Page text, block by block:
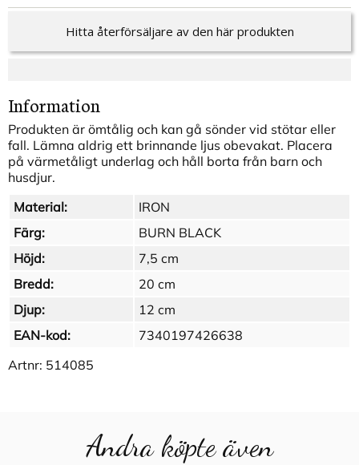
Hitta återförsäljare av den här produkten
Information
Produkten är ömtålig och kan gå sönder vid stötar eller
fall. Lämna aldrig ett brinnande ljus obevakat. Placera
på värmetåligt underlag och håll borta från barn och
husdjur.
Material:
IRON
Färg:
BURN BLACK
Höjd:
7,5 cm
Bredd:
20 cm
Djup:
12 cm
EAN-kod:
7340197426638
Artnr: 514085
Andra köpte även